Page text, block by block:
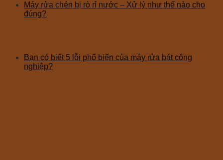
Máy rửa chén bị rò rỉ nước – Xử lý như thế nào cho
đúng?
Bạn có biết 5 lỗi phổ biến của máy rửa bát công
nghiệp?